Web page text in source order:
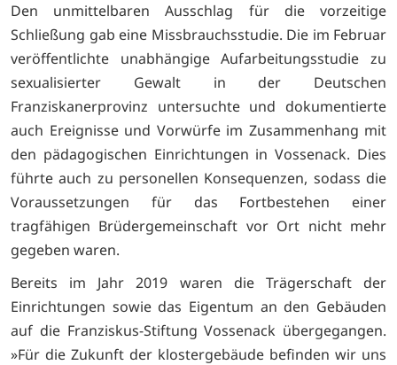
Den unmittelbaren Ausschlag für die vorzeitige
Schließung gab eine Missbrauchsstudie. Die im Februar
veröffentlichte unabhängige Aufarbeitungsstudie zu
sexualisierter Gewalt in der Deutschen
Franziskanerprovinz untersuchte und dokumentierte
auch Ereignisse und Vorwürfe im Zusammenhang mit
den pädagogischen Einrichtungen in Vossenack. Dies
führte auch zu personellen Konsequenzen, sodass die
Voraussetzungen für das Fortbestehen einer
tragfähigen Brüdergemeinschaft vor Ort nicht mehr
gegeben waren.
Bereits im Jahr 2019 waren die Trägerschaft der
Einrichtungen sowie das Eigentum an den Gebäuden
auf die Franziskus-Stiftung Vossenack übergegangen.
»Für die Zukunft der klostergebäude befinden wir uns